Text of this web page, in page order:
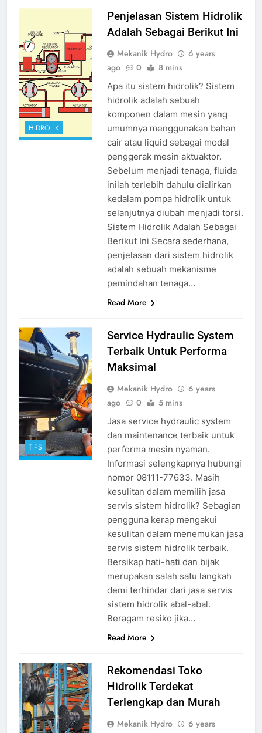
adalah
source
google
HIDROLIK
Penjelasan Sistem Hidrolik
Adalah Sebagai Berikut Ini
Mekanik Hydro
6 years
ago
0 8 mins
Apa itu sistem hidrolik? Sistem
hidrolik adalah sebuah
komponen dalam mesin yang
umumnya menggunakan bahan
cair atau liquid sebagai modal
penggerak mesin aktuaktor.
Sebelum menjadi tenaga, fluida
inilah terlebih dahulu dialirkan
kedalam pompa hidrolik untuk
selanjutnya diubah menjadi torsi.
Sistem Hidrolik Adalah Sebagai
Berikut Ini Secara sederhana,
penjelasan dari sistem hidrolik
adalah sebuah mekanisme
pemindahan tenaga…
Read More
service hydraulic
system source
hydraulichose.id
TIPS
Service Hydraulic System
Terbaik Untuk Performa
Maksimal
Mekanik Hydro
6 years
ago
0 5 mins
Jasa service hydraulic system
dan maintenance terbaik untuk
performa mesin nyaman.
Informasi selengkapnya hubungi
nomor 08111-77633. Masih
kesulitan dalam memilih jasa
servis sistem hidrolik? Sebagian
pengguna kerap mengakui
kesulitan dalam menemukan jasa
servis sistem hidrolik terbaik.
Bersikap hati-hati dan bijak
merupakan salah satu langkah
demi terhindar dari jasa servis
sistem hidrolik abal-abal.
Beragam resiko jika…
Read More
toko hidrolik
terdekat source
google
Rekomendasi Toko
Hidrolik Terdekat
Terlengkap dan Murah
Mekanik Hydro
6 years